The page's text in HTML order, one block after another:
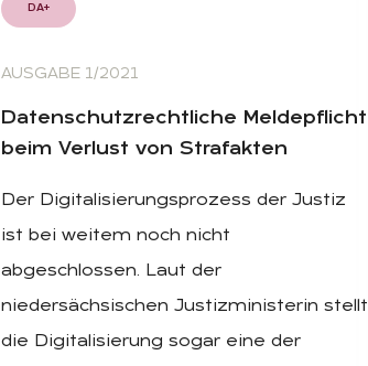
DA+
AUSGABE 1/2021
Da­ten­schutz­recht­li­che Mel­de­pflicht
beim Ver­lust von Strafak­ten
Der Digitalisierungsprozess der Justiz
ist bei weitem noch nicht
abgeschlossen. Laut der
niedersächsischen Justizministerin stellt
die Digitalisierung sogar eine der